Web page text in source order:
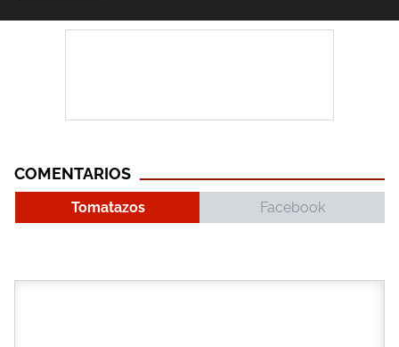
COMENTARIOS
Tomatazos Facebook